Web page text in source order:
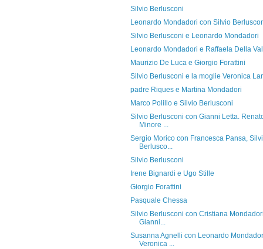
Silvio Berlusconi
Leonardo Mondadori con Silvio
Silvio Berlusconi e Leonardo Mondadori
Leonardo Mondadori e Raffaela Della
Maurizio De Luca e Giorgio Forattini
Silvio Berlusconi e la moglie Veronica
padre Riques e Martina Mondadori
Marco Polillo e Silvio Berlusconi
Silvio Berlusconi con Gianni Letta.
Minore ...
Sergio Morico con Francesca Pansa,
Berlusco...
Silvio Berlusconi
Irene Bignardi e Ugo Stille
Giorgio Forattini
Pasquale Chessa
Silvio Berlusconi con Cristiana
Gianni...
Susanna Agnelli con Leonardo
Veronica ...